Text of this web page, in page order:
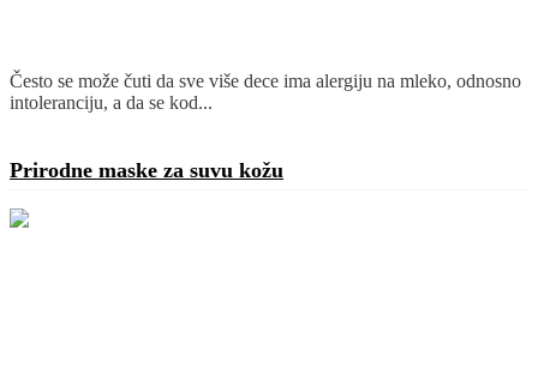
Često se može čuti da sve više dece ima alergiju na mleko, odnosno
intoleranciju, a da se kod...
Prirodne maske za suvu kožu